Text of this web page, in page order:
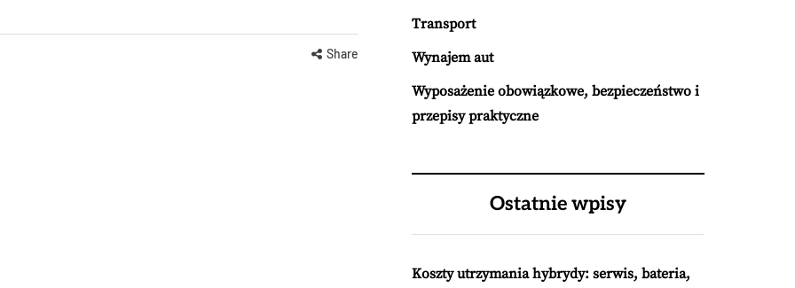
Share
Transport
Wynajem aut
Wyposażenie obowiązkowe, bezpieczeństwo i
przepisy praktyczne
Ostatnie wpisy
Koszty utrzymania hybrydy: serwis, bateria,